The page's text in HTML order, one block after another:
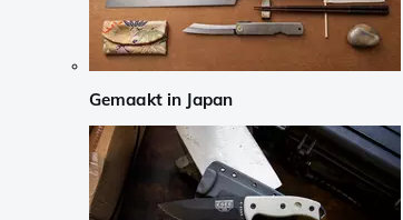
Gemaakt in Japan